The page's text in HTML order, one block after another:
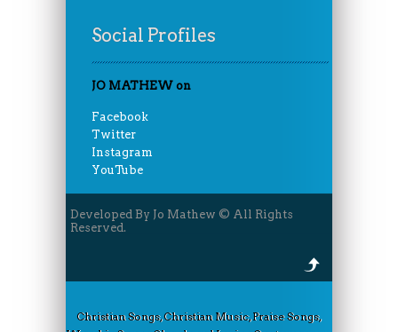
Social Profiles
JO MATHEW on
Facebook
Twitter
Instagram
YouTube
Developed By Jo Mathew © All Rights
Reserved.
Christian Songs, Christian Music, Praise Songs,